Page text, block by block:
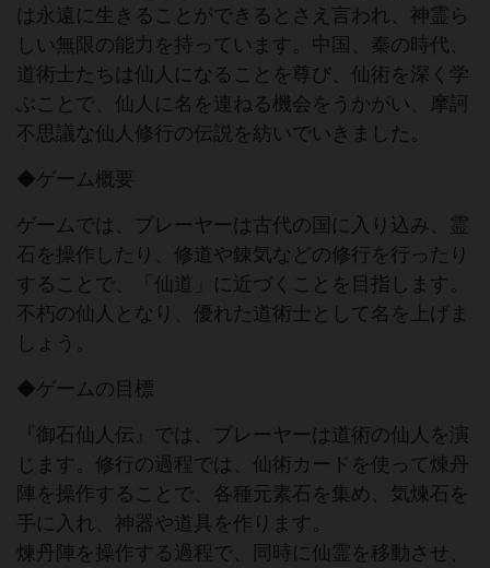
は永遠に生きることができるとさえ言われ、神霊ら
しい無限の能力を持っています。中国、秦の時代、
道術士たちは仙人になることを尊び、仙術を深く学
ぶことで、仙人に名を連ねる機会をうかがい、摩訶
不思議な仙人修行の伝説を紡いでいきました。
◆ゲーム概要
ゲームでは、プレーヤーは古代の国に入り込み、霊
石を操作したり、修道や錬気などの修行を行ったり
することで、「仙道」に近づくことを目指します。
不朽の仙人となり、優れた道術士として名を上げま
しょう。
◆ゲームの目標
『御石仙人伝』では、プレーヤーは道術の仙人を演
じます。修行の過程では、仙術カードを使って煉丹
陣を操作することで、各種元素石を集め、気煉石を
手に入れ、神器や道具を作ります。
煉丹陣を操作する過程で、同時に仙霊を移動させ、